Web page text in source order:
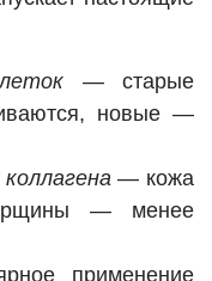
— старые
новые —
— кожа
— менее
применение